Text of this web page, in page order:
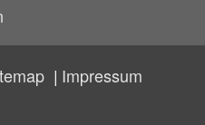
Impressum